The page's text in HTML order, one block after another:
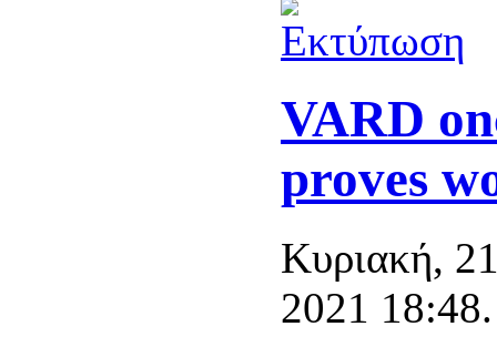
VARD
proves
Κυριακή,
2021 18:48.